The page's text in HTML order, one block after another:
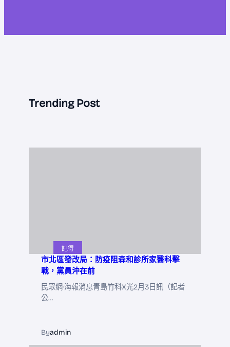
Trending Post
記得
市北區發改局：防疫阻森和診所家醫科擊
戰，黨員沖在前
民眾網·海報消息青島竹科X光2月3日訊（記者
公…
Byadmin